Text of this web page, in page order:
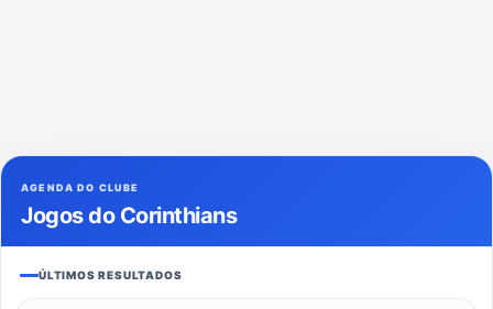
AGENDA DO CLUBE
Jogos do Corinthians
ÚLTIMOS RESULTADOS